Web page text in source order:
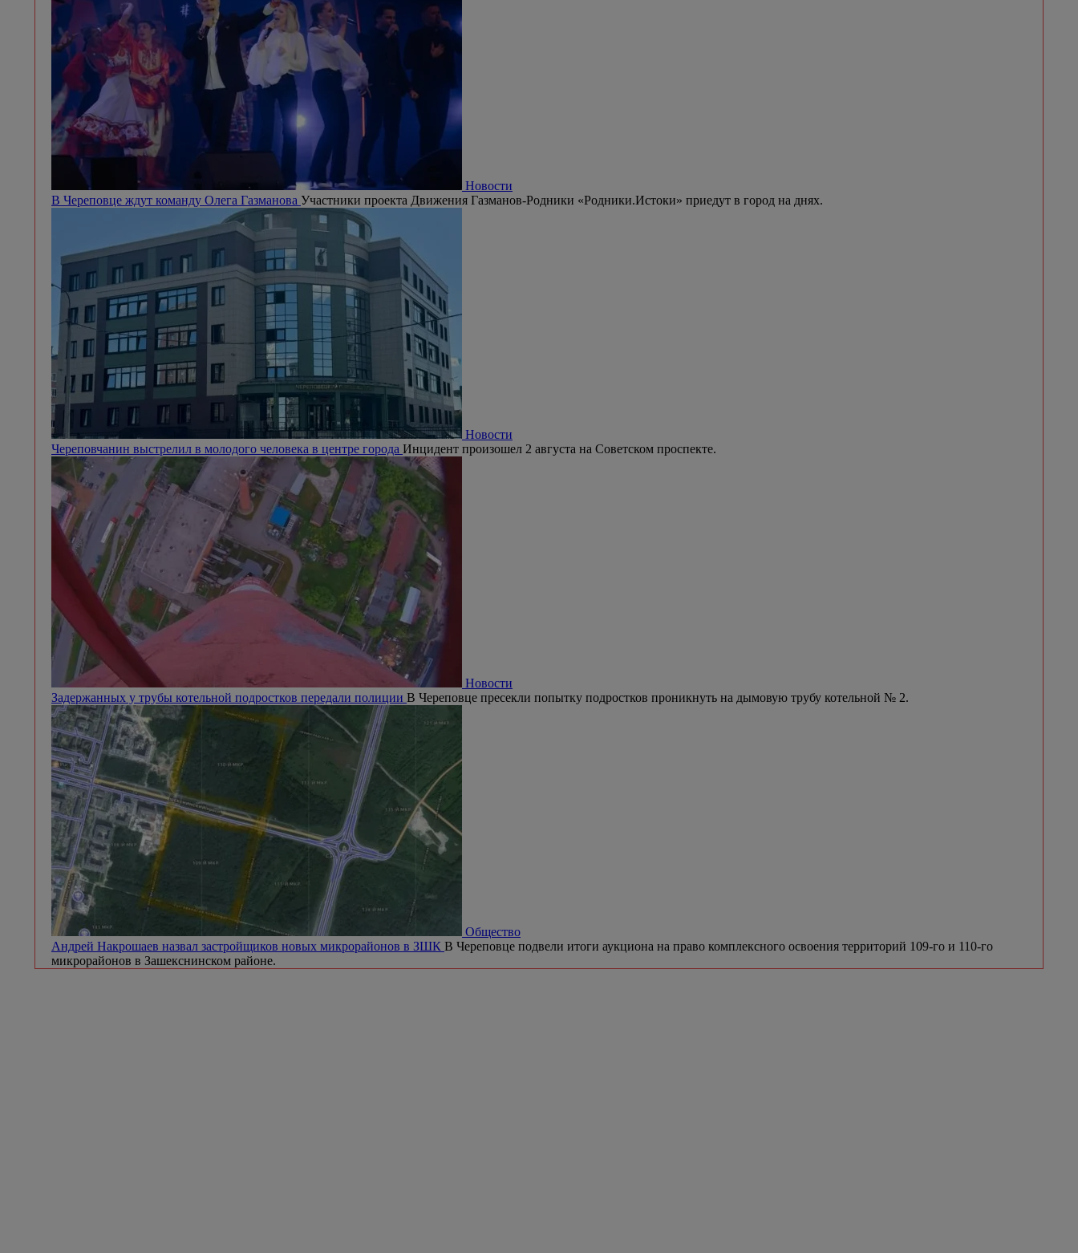
Новости
В Череповце ждут команду Олега Газманова Участники проекта Движения Газманов-Родники «Родники.Истоки» приедут в город на днях.
Новости
Череповчанин выстрелил в молодого человека в центре города Инцидент произошел 2 августа на Советском проспекте.
Новости
Задержанных у трубы котельной подростков передали полиции В Череповце пресекли попытку подростков проникнуть на дымовую трубу котельной № 2.
Общество
Андрей Накрошаев назвал застройщиков новых микрорайонов в ЗШК В Череповце подвели итоги аукциона на право комплексного освоения территорий 109-го и 110-го
микрорайонов в Зашекснинском районе.